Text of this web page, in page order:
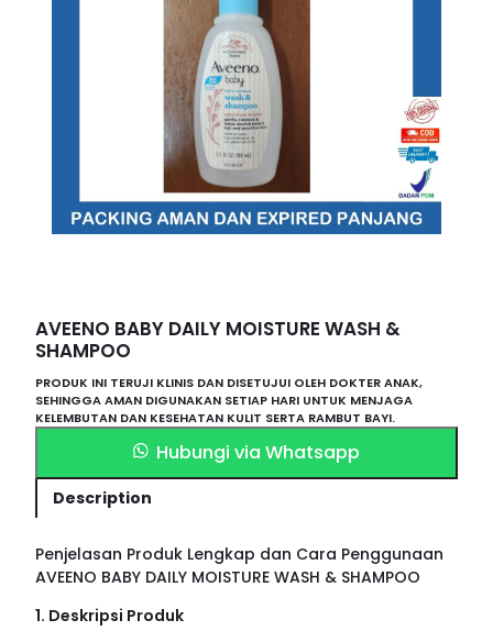
AVEENO BABY DAILY MOISTURE WASH &
SHAMPOO
PRODUK INI TERUJI KLINIS DAN DISETUJUI OLEH DOKTER ANAK,
SEHINGGA AMAN DIGUNAKAN SETIAP HARI UNTUK MENJAGA
KELEMBUTAN DAN KESEHATAN KULIT SERTA RAMBUT BAYI.
Hubungi via Whatsapp
Description
Penjelasan Produk Lengkap dan Cara Penggunaan
AVEENO BABY DAILY MOISTURE WASH & SHAMPOO
1. Deskripsi Produk